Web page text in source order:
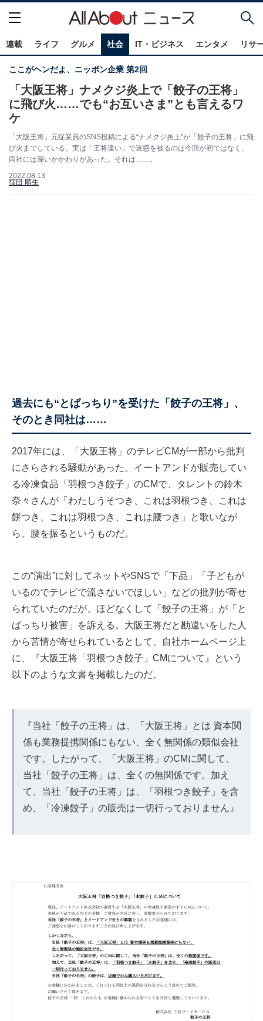
連載 ライフ グルメ 社会 IT・ビジネス エンタメ リサ
ここがヘンだよ、ニッポン企業 第2回
「大阪王将」ナメクジ炎上で「餃子の王将」
に飛び火……でも“お互いさま”とも言えるワ
ケ
「大阪王将」元従業員のSNS投稿による“ナメクジ炎上”が「餃子の王将」に飛
び火までしている。実は「王将違い」で迷惑を被るのは今回が初ではなく、
両社には深いかかわりがあった。それは……。
2022.08.13
窪田 順生
過去にも“とばっちり”を受けた「餃子の王将」、
そのとき同社は……
2017年には、「大阪王将」のテレビCMが一部から批判
にさらされる騒動があった。イートアンドが販売してい
る冷凍食品「羽根つき餃子」のCMで、タレントの鈴木
奈々さんが「わたしうそつき、これは羽根つき、これは
餅つき、これは羽根つき、これは腰つき」と歌いなが
ら、腰を振るというものだ。
この“演出”に対してネットやSNSで「下品」「子どもが
いるのでテレビで流さないでほしい」などの批判が寄せ
られていたのだが、ほどなくして「餃子の王将」が「と
ばっちり被害」を訴える。大阪王将だと勘違いをした人
から苦情が寄せられているとして、自社ホームページ上
に、『大阪王将「羽根つき餃子」CMについて』という
以下のような文書を掲載したのだ。
『当社「餃子の王将」は、「大阪王将」とは 資本関
係も業務提携関係にもない、全く無関係の類似会社
です。したがって、「大阪王将」のCMに関して、
当社「餃子の王将」は、全くの無関係です。加え
て、当社「餃子の王将」は、「羽根つき餃子」を含
め、「冷凍餃子」の販売は一切行っておりません』